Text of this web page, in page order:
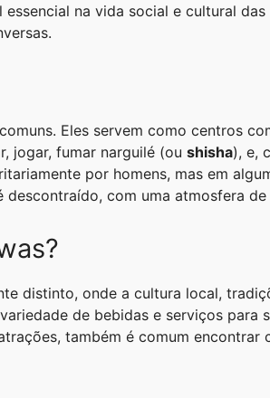
na vida social e cultural
Eles servem como centros
jogar, fumar narguilé (ou shisha), e,
por homens, mas em
com uma atmosfera
distinto, onde a cultura local,
de bebidas e serviços para
também é comum encontrar